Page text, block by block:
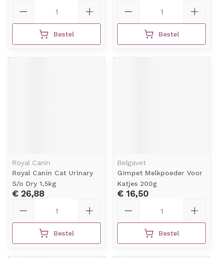
Bestel Bestel
Royal Canin
Royal Canin Cat Urinary
S/o Dry 1,5kg
€ 26,88
Bestel
Belgavet
Gimpet Melkpoeder Voor
Katjes 200g
€ 16,50
Bestel